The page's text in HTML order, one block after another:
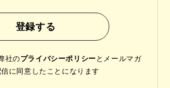
社のプライバシーポリシー と メールマガ
に同意したことになります